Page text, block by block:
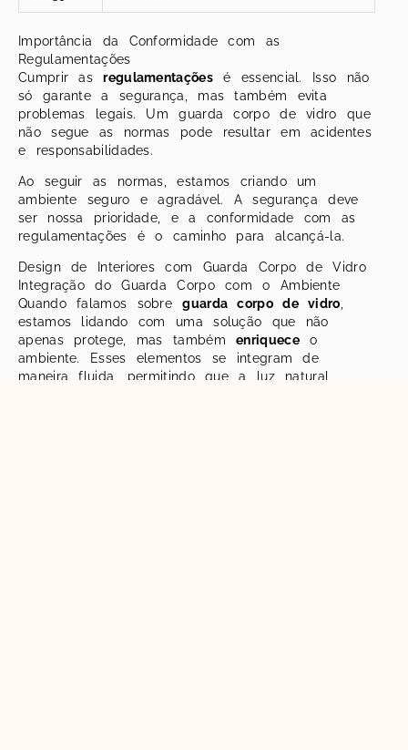
Importância da Conformidade com as
Regulamentações
Cumprir asregulamentaçõesé essencial. Isso não
só garante a segurança, mas também evita
problemas legais. Um guarda corpo de vidro que
não segue as normas pode resultar em acidentes
e responsabilidades.
Ao seguir as normas, estamos criando um
ambiente seguro e agradável. A segurança deve
ser nossa prioridade, e a conformidade com as
regulamentações é o caminho para alcançá-la.
Design de Interiores com Guarda Corpo de Vidro
Integração do Guarda Corpo com o Ambiente
Quando falamos sobreguarda corpo de vidro,
estamos lidando com uma solução que não
apenas protege, mas tambémenriqueceo
ambiente. Esses elementos se integram de
maneira fluida, permitindo que a luz natural